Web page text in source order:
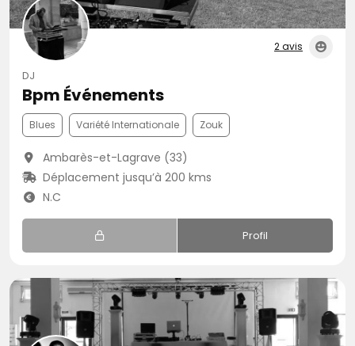
2 avis
DJ
Bpm Événements
Blues Variété Internationale Zouk
Ambarès-et-Lagrave (33)
Déplacement jusqu’à 200 kms
N.C
Profil